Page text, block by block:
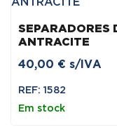
SEPARADORES
ANTRACITE
40,00 € s/IVA
REF: 1582
Em stock